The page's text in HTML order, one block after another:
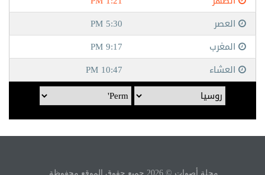
مجلة أصوات © 2026 جميع حقوق الموقع محفوظة.